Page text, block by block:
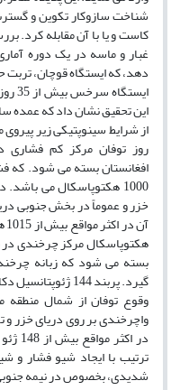
شناخت سازوکار تکوین و
کاست و یا با آن مقابله کرد.
این تحقیق نشان داد که عمده
از شرایط سینوپتیکی زیر
روز توفان مرکز کم
افغانستان بسته می شود. که
1000 هکتوپاسکال می
خزر و عموماً در بخش جنوبی
هکتوپاسکال مرکز چرخندی
بسته می شود که زبانه
گیرد. پربند 144
وقوع توفان از شمال منطقه
واچرخندی بر روی دریای خزر
در
ترتیب با ایجاد شیو فشار
شدیدی، بخصوص در نیمه